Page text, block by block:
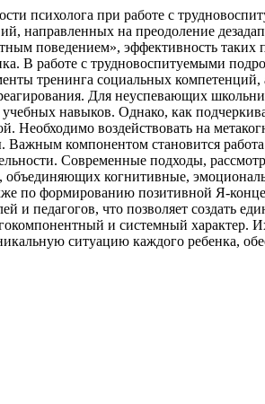
психолога при работе с
направленных на преодоление
поведением», эффективность
В работе с трудновоспитуемыми
тренинга социальных
Для неуспевающих
навыков. Однако, как
воздействовать на
Важным компонентом становится
Современные подходы,
когнитивные,
по формированию позитивной Я-
и педагогов, что позволяет создать
и системный характер.
ситуацию каждого ребенка,